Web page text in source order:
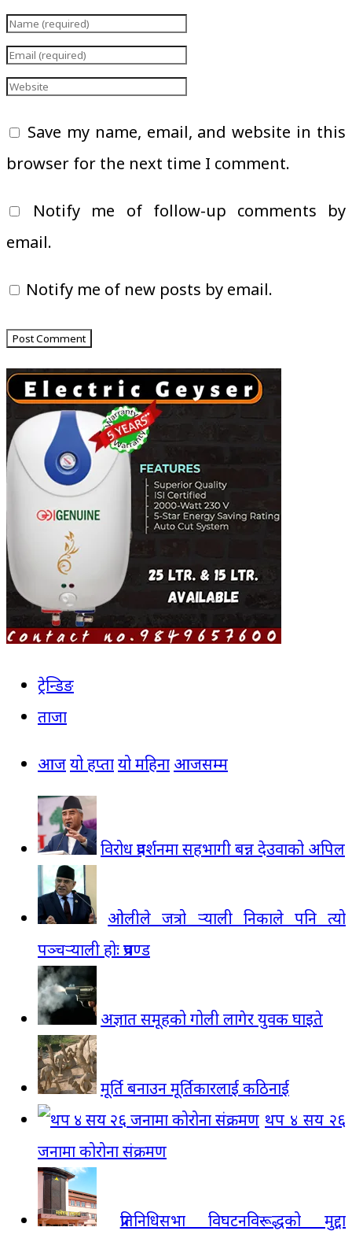
Save my name, email, and website in this
browser for the next time I comment.
Notify me of follow-up comments by
email.
Notify me of new posts by email.
ट्रेन्डिङ
ताजा
आजयो हप्तायो महिना आजसम्म
विरोध प्रदर्शनमा सहभागी बन्न देउवाको अपिल
ओलीले जत्रो र्‍याली निकाले पनि त्यो
पञ्चर्‍याली होः प्रचण्ड
अज्ञात समूहको गोली लागेर युवक घाइते
मूर्ति बनाउन मूर्तिकारलाई कठिनाई
थप ४ सय २६
जनामा कोरोना संक्रमण
प्रतिनिधिसभा विघटनविरूद्धको मुद्दा